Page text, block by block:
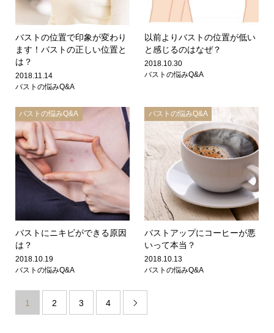
バストの位置で印象が変わり
ます！バストの正しい位置と
は？
2018.11.14
バストの悩みQ&A
以前よりバストの位置が低い
と感じるのはなぜ？
2018.10.30
バストの悩みQ&A
バストの悩みQ&A
バストにニキビができる原因
は？
2018.10.19
バストの悩みQ&A
バストの悩みQ&A
バストアップにコーヒーが悪
いって本当？
2018.10.13
バストの悩みQ&A
1 2 3 4 